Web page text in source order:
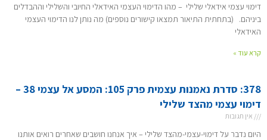
דימוי עצמי אידאלי שלילי – מהו הדימוי העצמי האידאלי החיובי והשלילי וההבדלים
ביניהם. (בתחתית התיאור תמצאו קישורים נוספים) מה נותן לנו הדימוי העצמי
האידאלי
קרא עוד »
378: סדרת נאמנות עצמית פרק 105: המסע אל עצמי 38 –
דימוי עצמי מהצד שלילי
אין תגובות
היום נדבר על דימוי-עצמי-מהצד שלילי – איך אנחנו חושבים שאחרים רואים אותנו